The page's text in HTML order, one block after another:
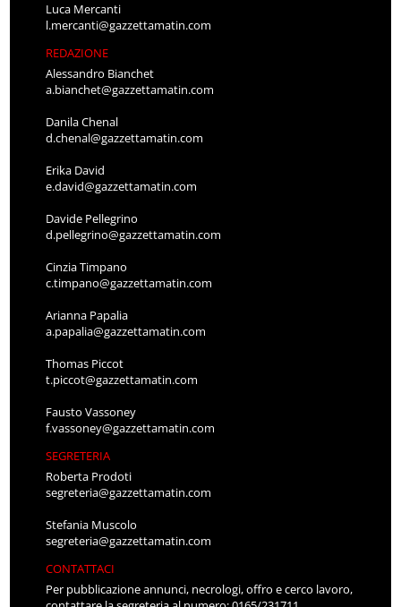
Luca Mercanti
l.mercanti@gazzettamatin.com
REDAZIONE
Alessandro Bianchet
a.bianchet@gazzettamatin.com
Danila Chenal
d.chenal@gazzettamatin.com
Erika David
e.david@gazzettamatin.com
Davide Pellegrino
d.pellegrino@gazzettamatin.com
Cinzia Timpano
c.timpano@gazzettamatin.com
Arianna Papalia
a.papalia@gazzettamatin.com
Thomas Piccot
t.piccot@gazzettamatin.com
Fausto Vassoney
f.vassoney@gazzettamatin.com
SEGRETERIA
Roberta Prodoti
segreteria@gazzettamatin.com
Stefania Muscolo
segreteria@gazzettamatin.com
CONTATTACI
Per pubblicazione annunci, necrologi, offro e cerco lavoro,